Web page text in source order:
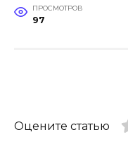
ПРОСМОТРОВ
97
Оцените статью